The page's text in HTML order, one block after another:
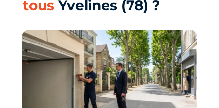
tous Yvelines (78) ?